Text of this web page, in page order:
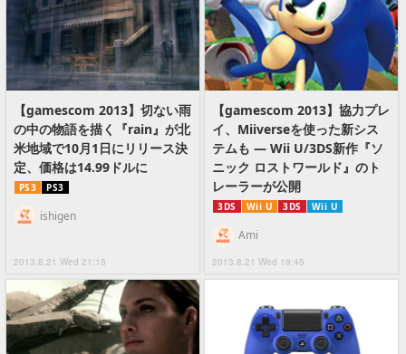
【gamescom 2013】切ない雨
の中の物語を描く『rain』が北
米地域で10月1日にリリース決
定、価格は14.99ドルに
PS3 PS3
2013.8.21 Wed 21:15
ishigen
【gamescom 2013】協力プレ
イ、Miiverseを使った新シス
テムも ― Wii U/3DS新作『ソ
ニック ロストワールド』のト
レーラーが公開
3DS Wii U 3DS Wii U
2013.8.21 Wed 19:45
Ami